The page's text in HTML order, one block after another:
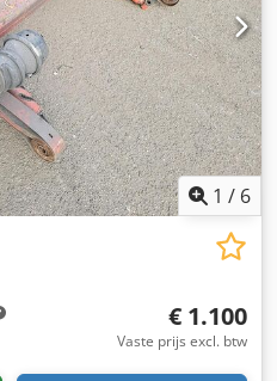
1 / 6
€ 1.100
Vaste prijs excl. btw